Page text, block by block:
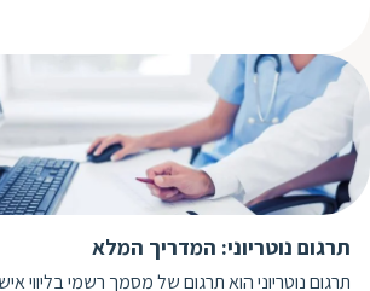
תרגום נוטריוני: המדריך המלא
תרגום נוטריוני הוא תרגום של מסמך רשמי בליווי